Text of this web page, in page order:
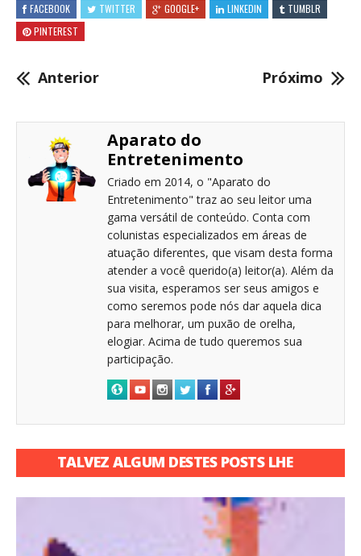
FACEBOOK TWITTER GOOGLE+ LINKEDIN
TUMBLR
PINTEREST
Anterior Próximo
Aparato do
Entretenimento
Criado em 2014, o "Aparato do
Entretenimento" traz ao seu leitor uma
gama versátil de conteúdo. Conta com
colunistas especializados em áreas de
atuação diferentes, que visam desta forma
atender a você querido(a) leitor(a). Além da
sua visita, esperamos ser seus amigos e
como seremos pode nós dar aquela dica
para melhorar, um puxão de orelha,
elogiar. Acima de tudo queremos sua
participação.
TALVEZ ALGUM DESTES POSTS LHE